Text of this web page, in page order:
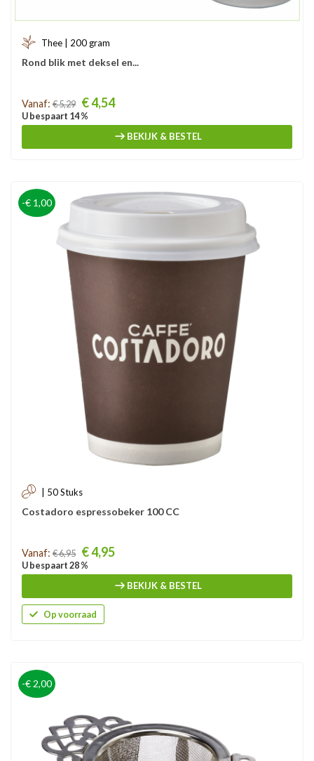
Thee | 200 gram
Rond blik met deksel en...
Prijs
Vanaf: € 5,29 € 4,54
U bespaart 14 %
BEKIJK & BESTEL
-€ 1,00
| 50 Stuks
Costadoro espressobeker 100 CC
Prijs
Vanaf: € 6,95 € 4,95
U bespaart 28 %
BEKIJK & BESTEL
Op voorraad
-€ 2,00